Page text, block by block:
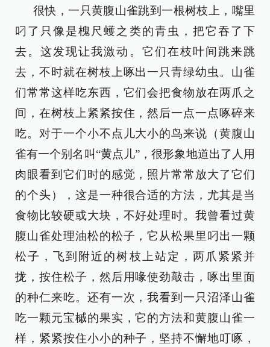
很快，一只黄腹山雀跳到一根树枝上，嘴里
叼了只像是槐尺蠖之类的青虫，把它吞了下
去。这发现让我激动。它们在枝叶间跳来跳
去，不时就在树枝上啄出一只青绿幼虫。山雀
们常常这样吃东西，它们会把食物放在两爪之
间，在树枝上紧紧按住，然后一点一点啄碎来
吃。对于一个小不点儿大小的鸟来说（黄腹山
雀有一个别名叫“黄点儿”，很形象地道出了人用
肉眼看到它们时的感觉，照片常常放大了它们
的个头），这是一种很合适的方法，尤其是当
食物比较硬或大块，不好处理时。我曾看过黄
腹山雀处理油松的松子，它从松果里叼出一颗
松子，飞到附近的树枝上站定，两爪紧紧并
拢，按住松子，然后用喙使劲敲击，啄出里面
的种仁来吃。还有一次，我看到一只沼泽山雀
吃一颗元宝槭的果实，它的方法和黄腹山雀一
样，紧紧按住小小的种子，坚持不懈地叮啄，